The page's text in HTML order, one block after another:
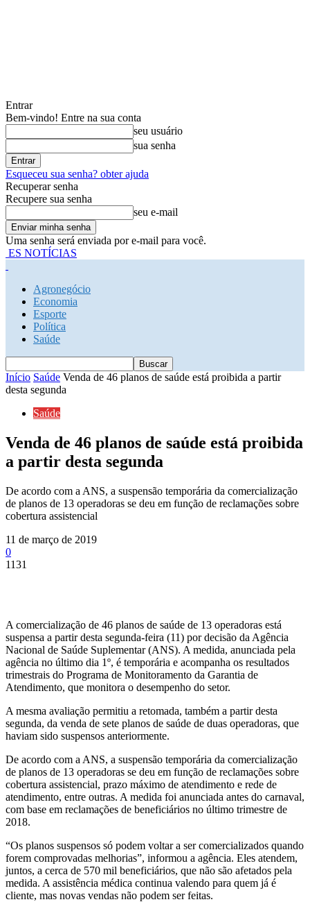
Entrar
Bem-vindo! Entre na sua conta
seu usuário
sua senha
Esqueceu sua senha? obter ajuda
Recuperar senha
Recupere sua senha
seu e-mail
Uma senha será enviada por e-mail para você.
ES NOTÍCIAS
Agronegócio
Economia
Esporte
Política
Saúde
Início Saúde Venda de 46 planos de saúde está proibida a partir
desta segunda
Saúde
Venda de 46 planos de saúde está proibida
a partir desta segunda
De acordo com a ANS, a suspensão temporária da comercialização
de planos de 13 operadoras se deu em função de reclamações sobre
cobertura assistencial
11 de março de 2019
0
1131
A comercialização de 46 planos de saúde de 13 operadoras está
suspensa a partir desta segunda-feira (11) por decisão da Agência
Nacional de Saúde Suplementar (ANS). A medida, anunciada pela
agência no último dia 1º, é temporária e acompanha os resultados
trimestrais do Programa de Monitoramento da Garantia de
Atendimento, que monitora o desempenho do setor.
A mesma avaliação permitiu a retomada, também a partir desta
segunda, da venda de sete planos de saúde de duas operadoras, que
haviam sido suspensos anteriormente.
De acordo com a ANS, a suspensão temporária da comercialização
de planos de 13 operadoras se deu em função de reclamações sobre
cobertura assistencial, prazo máximo de atendimento e rede de
atendimento, entre outras. A medida foi anunciada antes do carnaval,
com base em reclamações de beneficiários no último trimestre de
2018.
“Os planos suspensos só podem voltar a ser comercializados quando
forem comprovadas melhorias”, informou a agência. Eles atendem,
juntos, a cerca de 570 mil beneficiários, que não são afetados pela
medida. A assistência médica continua valendo para quem já é
cliente, mas novas vendas não podem ser feitas.